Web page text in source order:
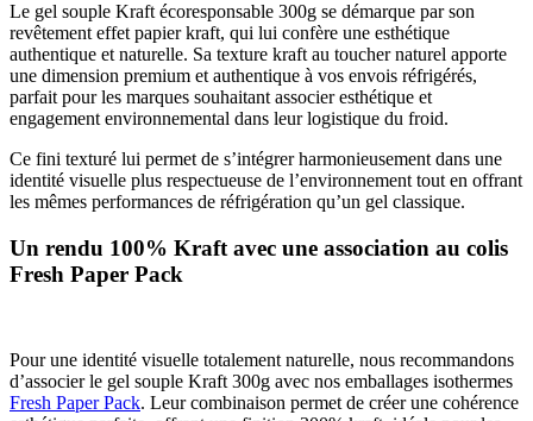
Le gel souple Kraft écoresponsable 300g se démarque par son
revêtement effet papier kraft, qui lui confère une esthétique
authentique et naturelle. Sa texture kraft au toucher naturel apporte
une dimension premium et authentique à vos envois réfrigérés,
parfait pour les marques souhaitant associer esthétique et
engagement environnemental dans leur logistique du froid.
Ce fini texturé lui permet de s’intégrer harmonieusement dans une
identité visuelle plus respectueuse de l’environnement tout en offrant
les mêmes performances de réfrigération qu’un gel classique.
Un rendu 100% Kraft avec une association au colis
Fresh Paper Pack
Pour une identité visuelle totalement naturelle, nous recommandons
d’associer le gel souple Kraft 300g avec nos emballages isothermes
Fresh Paper Pack. Leur combinaison permet de créer une cohérence